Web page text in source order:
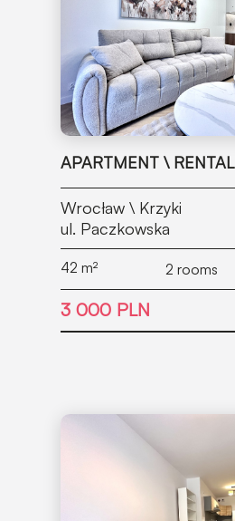
APARTMENT \ RENTAL
Wrocław \ Krzyki
ul. Paczkowska
42 m² 2 rooms
3 000 PLN